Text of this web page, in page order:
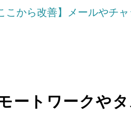
こから改善】メールやチ
ートワークや